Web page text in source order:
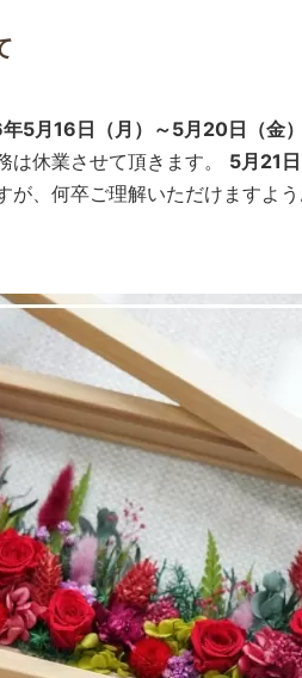
5月16日（月）～5月20日（金）
は休業させて頂きます。 5月21
が、何卒ご理解いただけますよう